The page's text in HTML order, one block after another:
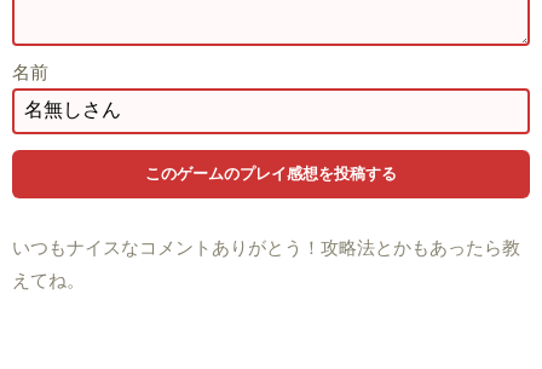
名前
いつもナイスなコメントありがとう！攻略法とかもあったら教
えてね。